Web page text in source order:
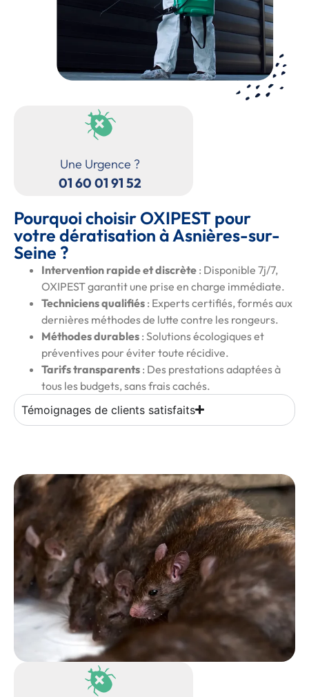
Une Urgence ?
01 60 01 91 52
Pourquoi choisir OXIPEST pour
votre dératisation à Asnières-sur-
Seine ?
Intervention rapide et discrète : Disponible 7j/7,
OXIPEST garantit une prise en charge immédiate.
Techniciens qualifiés : Experts certifiés, formés aux
dernières méthodes de lutte contre les rongeurs.
Méthodes durables : Solutions écologiques et
préventives pour éviter toute récidive.
Tarifs transparents : Des prestations adaptées à
tous les budgets, sans frais cachés.
Témoignages de clients satisfaits